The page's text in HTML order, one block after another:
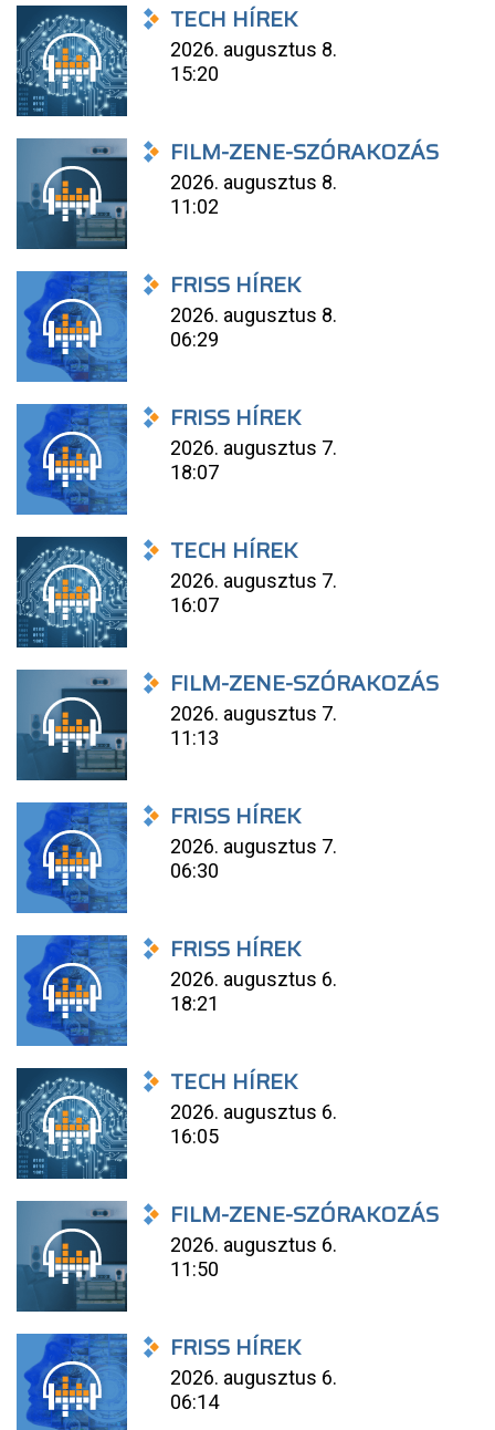
TECH HÍREK
2026. augusztus 8.
15:20
FILM-ZENE-SZÓRAKOZÁS
2026. augusztus 8.
11:02
FRISS HÍREK
2026. augusztus 8.
06:29
FRISS HÍREK
2026. augusztus 7.
18:07
TECH HÍREK
2026. augusztus 7.
16:07
FILM-ZENE-SZÓRAKOZÁS
2026. augusztus 7.
11:13
FRISS HÍREK
2026. augusztus 7.
06:30
FRISS HÍREK
2026. augusztus 6.
18:21
TECH HÍREK
2026. augusztus 6.
16:05
FILM-ZENE-SZÓRAKOZÁS
2026. augusztus 6.
11:50
FRISS HÍREK
2026. augusztus 6.
06:14